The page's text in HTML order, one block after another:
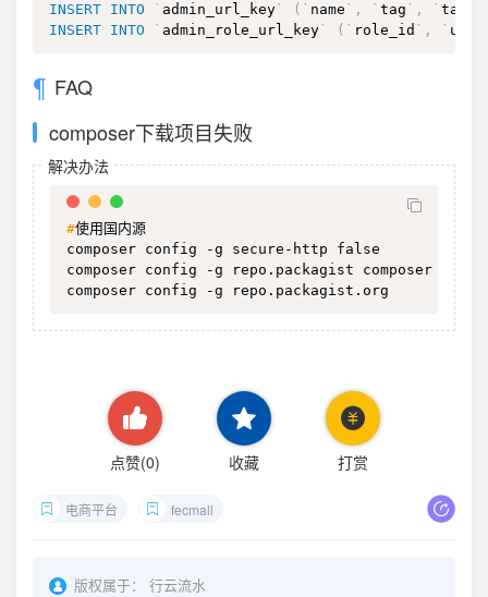
INSERT INTO ` admin_url_key` ( ` name ` , ` tag ` , `
INSERT INTO ` admin_role_url_key` ( ` role_id ` , `
FAQ
composer下载项目失败
解决办法
#使用国内源
composer config -g secure-http false
composer config -g repo.packagist composer
composer config -g repo.packagist.org
点赞(0) 收藏 打赏
电商平台 fecmall
版权属于：
行云流水